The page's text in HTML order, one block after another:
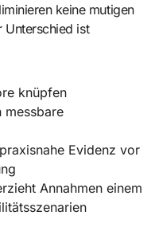
keine mutigen
Unterschied ist
knüpfen
messbare
Evidenz vor
Annahmen einem